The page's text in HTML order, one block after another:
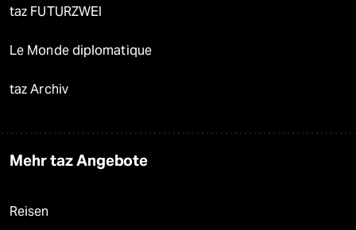
taz FUTURZWEI
Le Monde diplomatique
taz Archiv
Mehr taz Angebote
Reisen